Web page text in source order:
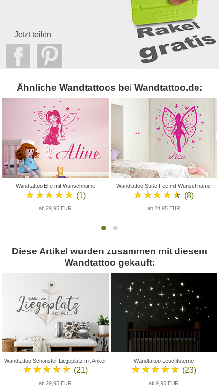
Jetzt teilen
Ähnliche Wandtattoos bei Wandtattoo.de:
Wandtattoo Elfe mit Wunschname
★★★★★ (1)
ab 29,95 EUR
Wandtattoo Süße Fee mit Wunschname
★★★★★ (8)
ab 24,95 EUR
Diese Artikel wurden zusammen mit diesem
Wandtattoo gekauft:
Wandtattoo Schönster Liegeplatz mit Anker
★★★★★ (21)
ab 29,95 EUR
Wandtattoo Leuchtsterne
★★★★★ (23)
ab 9,95 EUR